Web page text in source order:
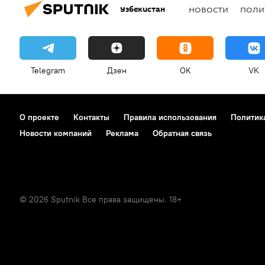
Узбекистан НОВОСТИ
Telegram Дзен OK VK
О проекте Контакты Правила использования
Новости компаний
Реклама Обратная связь
© 2026 Sputnik Все права защищены. 18+